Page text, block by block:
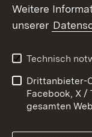
Kontakt
Barrierefreiheit
Impressum
Weitere
unserer
Technisch
Drittanbieter-
Facebook, X
gesamten